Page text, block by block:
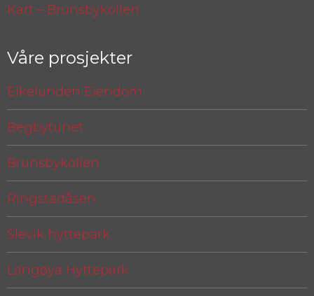
Kart – Brunsbykollen
Våre prosjekter
Eikelunden Eiendom
Begbytunet
Brunsbykollen
Ringstadåsen
Slevik hyttepark
Langøya Hyttepark